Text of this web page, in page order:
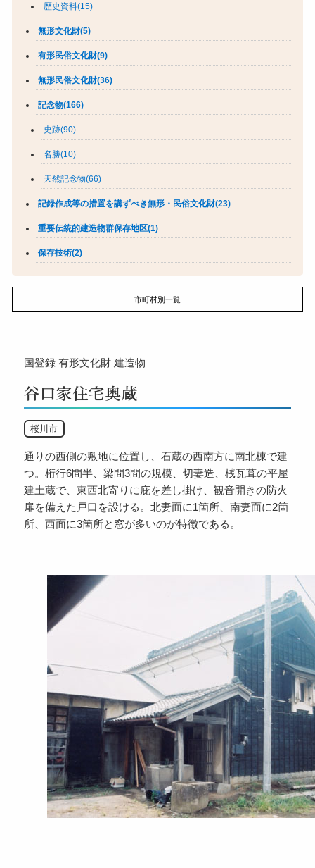
歴史資料(15)
無形文化財(5)
有形民俗文化財(9)
無形民俗文化財(36)
記念物(166)
史跡(90)
名勝(10)
天然記念物(66)
記録作成等の措置を講ずべき無形・民俗文化財(23)
重要伝統的建造物群保存地区(1)
保存技術(2)
市町村別一覧
国登録 有形文化財 建造物
谷口家住宅奥蔵
桜川市
通りの西側の敷地に位置し、石蔵の西南方に南北棟で建
つ。桁行6間半、梁間3間の規模、切妻造、桟瓦葺の平屋
建土蔵で、東西北寄りに庇を差し掛け、観音開きの防火
扉を備えた戸口を設ける。北妻面に1箇所、南妻面に2箇
所、西面に3箇所と窓が多いのが特徴である。